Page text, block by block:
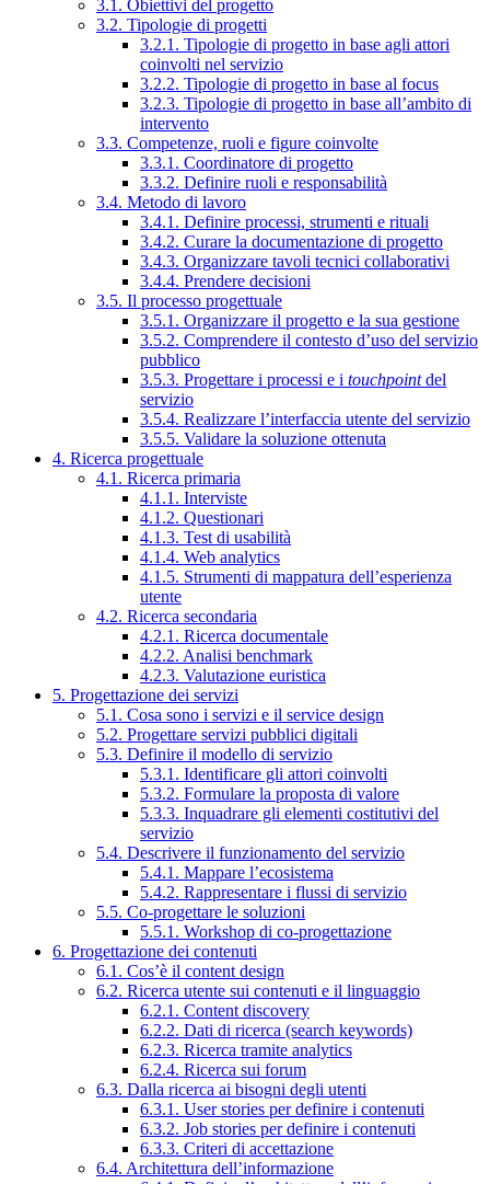
3.1. Obiettivi del progetto
3.2. Tipologie di progetti
3.2.1. Tipologie di progetto in base agli attori
coinvolti nel servizio
3.2.2. Tipologie di progetto in base al focus
3.2.3. Tipologie di progetto in base all’ambito di
intervento
3.3. Competenze, ruoli e figure coinvolte
3.3.1. Coordinatore di progetto
3.3.2. Definire ruoli e responsabilità
3.4. Metodo di lavoro
3.4.1. Definire processi, strumenti e rituali
3.4.2. Curare la documentazione di progetto
3.4.3. Organizzare tavoli tecnici collaborativi
3.4.4. Prendere decisioni
3.5. Il processo progettuale
3.5.1. Organizzare il progetto e la sua gestione
3.5.2. Comprendere il contesto d’uso del servizio
pubblico
3.5.3. Progettare i processi e i touchpointdel
servizio
3.5.4. Realizzare l’interfaccia utente del servizio
3.5.5. Validare la soluzione ottenuta
4. Ricerca progettuale
4.1. Ricerca primaria
4.1.1. Interviste
4.1.2. Questionari
4.1.3. Test di usabilità
4.1.4. Web analytics
4.1.5. Strumenti di mappatura dell’esperienza
utente
4.2. Ricerca secondaria
4.2.1. Ricerca documentale
4.2.2. Analisi benchmark
4.2.3. Valutazione euristica
5. Progettazione dei servizi
5.1. Cosa sono i servizi e il service design
5.2. Progettare servizi pubblici digitali
5.3. Definire il modello di servizio
5.3.1. Identificare gli attori coinvolti
5.3.2. Formulare la proposta di valore
5.3.3. Inquadrare gli elementi costitutivi del
servizio
5.4. Descrivere il funzionamento del servizio
5.4.1. Mappare l’ecosistema
5.4.2. Rappresentare i flussi di servizio
5.5. Co-progettare le soluzioni
5.5.1. Workshop di co-progettazione
6. Progettazione dei contenuti
6.1. Cos’è il content design
6.2. Ricerca utente sui contenuti e il linguaggio
6.2.1. Content discovery
6.2.2. Dati di ricerca (search keywords)
6.2.3. Ricerca tramite analytics
6.2.4. Ricerca sui forum
6.3. Dalla ricerca ai bisogni degli utenti
6.3.1. User stories per definire i contenuti
6.3.2. Job stories per definire i contenuti
6.3.3. Criteri di accettazione
6.4. Architettura dell’informazione